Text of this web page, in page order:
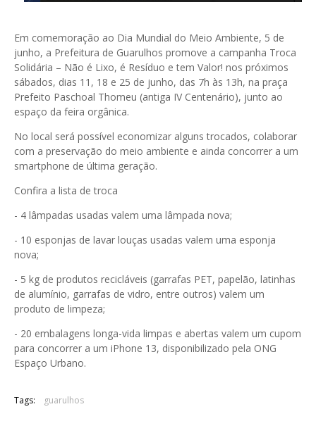
Em comemoração ao Dia Mundial do Meio Ambiente, 5 de
junho, a Prefeitura de Guarulhos promove a campanha Troca
Solidária – Não é Lixo, é Resíduo e tem Valor! nos próximos
sábados, dias 11, 18 e 25 de junho, das 7h às 13h, na praça
Prefeito Paschoal Thomeu (antiga IV Centenário), junto ao
espaço da feira orgânica.
No local será possível economizar alguns trocados, colaborar
com a preservação do meio ambiente e ainda concorrer a um
smartphone de última geração.
Confira a lista de troca
- 4 lâmpadas usadas valem uma lâmpada nova;
- 10 esponjas de lavar louças usadas valem uma esponja
nova;
- 5 kg de produtos recicláveis (garrafas PET, papelão, latinhas
de alumínio, garrafas de vidro, entre outros) valem um
produto de limpeza;
- 20 embalagens longa-vida limpas e abertas valem um cupom
para concorrer a um iPhone 13, disponibilizado pela ONG
Espaço Urbano.
Tags: guarulhos